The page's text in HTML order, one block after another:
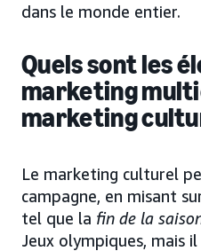
dans le monde entier.
Quels sont les
marketing
marketing
Le marketing culturel
campagne, en misant
tel que la fin de la
Jeux olympiques, mais